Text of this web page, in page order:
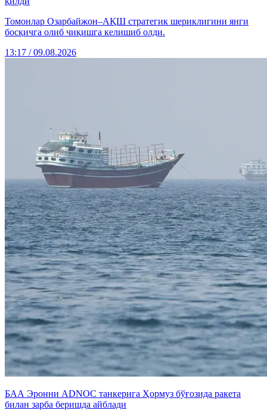
Томонлар Озарбайжон–АҚШ стратегик шериклигини янги
босқичга олиб чиқишга келишиб олди.
13:17 / 09.08.2026
БАА Эронни ADNOC танкерига Ҳормуз бўғозида ракета
билан зарба беришда айблади